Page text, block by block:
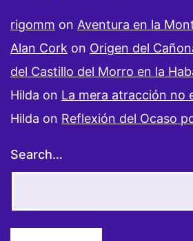
rigomm on Aventura en la
Alan Cork on Origen del
del Castillo del Morro en la
Hilda on La mera atracción no
Hilda on Reflexión del Ocaso
Search…